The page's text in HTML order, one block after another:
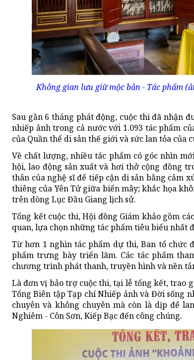
Không gian lưu giữ mộc bản - Tác phẩm
Sau gần 6 tháng phát động, cuộc thi đã nhận
nhiếp ảnh trong cả nước với 1.093 tác phẩm
của Quần thể di sản thế giới và sức lan tỏa của
Về chất lượng, nhiều tác phẩm có góc nhìn
hội, lao động sản xuất và hơi thở cộng đồng
thân của nghệ sĩ để tiếp cận di sản bằng cảm
thiêng của Yên Tử giữa biển mây; khắc họa
trên dòng Lục Đầu Giang lịch sử.
Tổng kết cuộc thi, Hội đồng Giám khảo gồm
quan, lựa chọn những tác phẩm tiêu biểu
Từ hơn 1 nghìn tác phẩm dự thi, Ban tổ chức
phẩm trưng bày triển lãm. Các tác phẩm
chương trình phát thanh, truyền hình và nền
Là đơn vị bảo trợ cuộc thi, tại lễ tổng kết, trao
Tổng Biên tập Tạp chí Nhiếp ảnh và Đời sống
chuyên và không chuyên mà còn là dịp để
Nghiêm - Côn Sơn, Kiếp Bạc đến công chúng.